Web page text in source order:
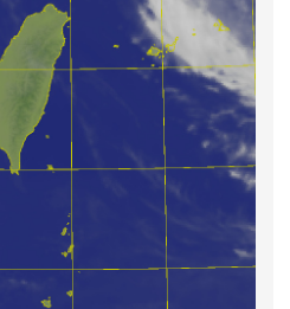
5(目前頁次)
10
›下一頁
»